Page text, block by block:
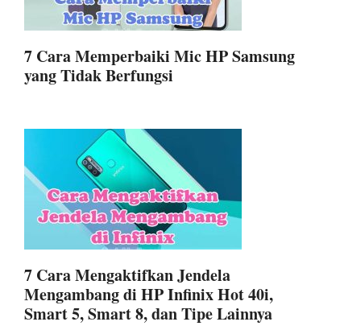
7 Cara Memperbaiki Mic HP Samsung
yang Tidak Berfungsi
7 Cara Mengaktifkan Jendela
Mengambang di HP Infinix Hot 40i,
Smart 5, Smart 8, dan Tipe Lainnya